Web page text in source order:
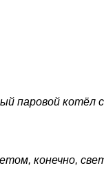
паровой котёл
конечно,